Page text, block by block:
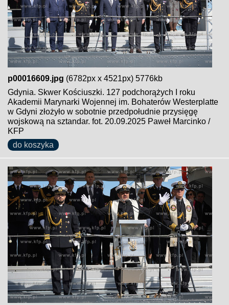
p00016609.jpg (6782px x 4521px) 5776kb
Gdynia. Skwer Kościuszki. 127 podchorążych I roku
Akademii Marynarki Wojennej im. Bohaterów Westerplatte
w Gdyni złożyło w sobotnie przedpołudnie przysięgę
wojskową na sztandar. fot. 20.09.2025 Paweł Marcinko /
KFP
do koszyka